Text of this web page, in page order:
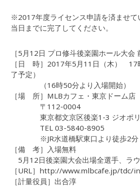
※2017年度ライセンス申請を済ませて
当日までに完了してください。
［5月12日 プロ修斗後楽園ホール大会
［日 時］2017年5月11日（木） 17
了予定）
（16時50分より入場開始）
［場 所］MLBカフェ・東京ドーム店
〒112-0004
東京都文京区後楽1-3 ジオポリ
TEL 03-5840-8905
※JR水道橋駅東口より徒歩2分
［備 考］入場無料
5月12日後楽園大会出場全選手、ラ
［URL］http://www.mlbcafe.jp/tdc/
［計量役員］出合淳